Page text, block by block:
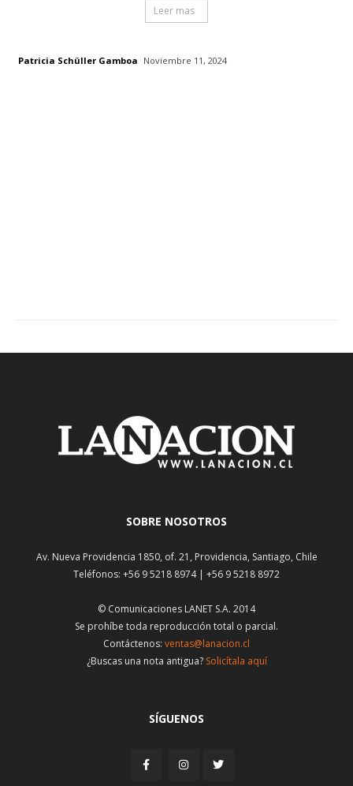
Leer mas
Patricia Schüller Gamboa Noviembre 11, 2024
SOBRE NOSOTROS
Av. Nueva Providencia 1850, of. 21, Providencia, Santiago, Chile
Teléfonos: +56 9 5218 8974 | +56 9 5218 8972
© Comunicaciones LANET S.A. 2014
Se prohíbe toda reproducción total o parcial.
Contáctenos: ventas@lanacion.cl
¿Buscas una nota antigua? Solicítala aquí
SÍGUENOS